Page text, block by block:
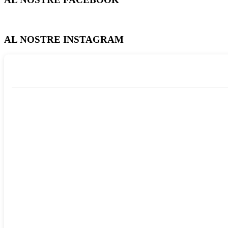
AL NOSTRE INSTAGRAM